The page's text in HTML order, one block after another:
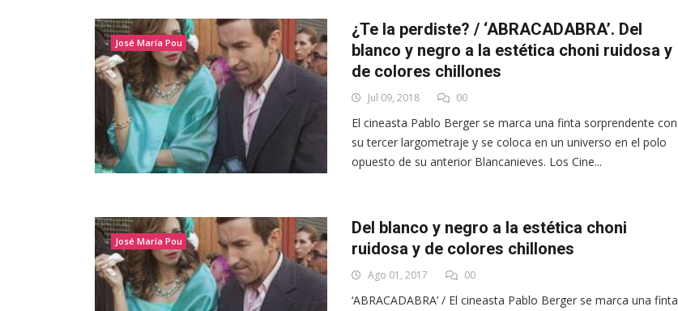
José María Pou
¿Te la perdiste? / ‘ABRACADABRA’. Del
blanco y negro a la estética choni ruidosa y
de colores chillones
Jul 09, 2018 00
El cineasta Pablo Berger se marca una finta sorprendente con
su tercer largometraje y se coloca en un universo en el polo
opuesto de su anterior Blancanieves. Los Cine...
José María Pou
Del blanco y negro a la estética choni
ruidosa y de colores chillones
Ago 01, 2017 00
‘ABRACADABRA’ / El cineasta Pablo Berger se marca una finta